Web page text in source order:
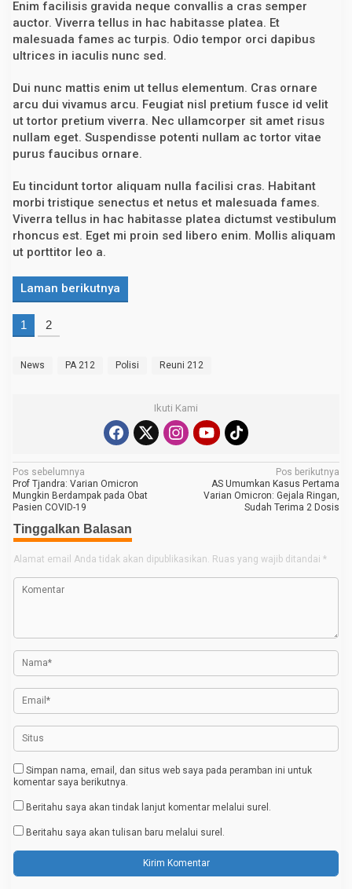
b
i
l
S
a
w
a
Enim facilisis gravida neque convallis a cras semper
auctor. Viverra tellus in hac habitasse platea. Et
malesuada fames ac turpis. Odio tempor orci dapibus
ultrices in iaculis nunc sed.
Dui nunc mattis enim ut tellus elementum. Cras ornare
arcu dui vivamus arcu. Feugiat nisl pretium fusce id velit
ut tortor pretium viverra. Nec ullamcorper sit amet risus
nullam eget. Suspendisse potenti nullam ac tortor vitae
purus faucibus ornare.
Eu tincidunt tortor aliquam nulla facilisi cras. Habitant
morbi tristique senectus et netus et malesuada fames.
Viverra tellus in hac habitasse platea dictumst vestibulum
rhoncus est. Eget mi proin sed libero enim. Mollis aliquam
ut porttitor leo a.
Laman berikutnya
1 2
News PA 212 Polisi Reuni 212
Ikuti Kami
N
a
v
i
g
a
p
o
s
Pos sebelumnya
Prof Tjandra: Varian Omicron
Mungkin Berdampak pada Obat
Pasien COVID-19
Pos berikutnya
AS Umumkan Kasus Pertama
Varian Omicron: Gejala Ringan,
Sudah Terima 2 Dosis
Tinggalkan Balasan
Alamat email Anda tidak akan dipublikasikan. Ruas yang wajib ditandai *
Simpan nama, email, dan situs web saya pada peramban ini untuk
komentar saya berikutnya.
Beritahu saya akan tindak lanjut komentar melalui surel.
Beritahu saya akan tulisan baru melalui surel.